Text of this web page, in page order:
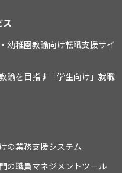
ス
幼稚園教諭向け転職支援サイ
諭を目指す「学生向け」就職
の業務支援システム
の職員マネジメントツール